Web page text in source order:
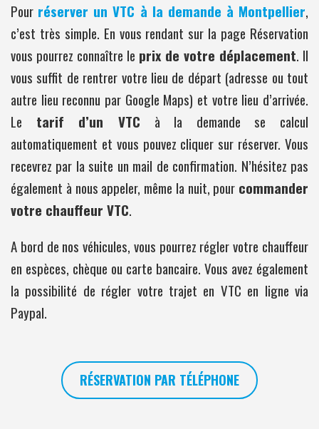
Pour réserver un VTC à la demande à Montpellier,
c’est très simple. En vous rendant sur la page Réservation
vous pourrez connaître le prix de votre déplacement. Il
vous suffit de rentrer votre lieu de départ (adresse ou tout
autre lieu reconnu par Google Maps) et votre lieu d’arrivée.
Le tarif d’un VTC à la demande se calcul
automatiquement et vous pouvez cliquer sur réserver. Vous
recevrez par la suite un mail de confirmation. N’hésitez pas
également à nous appeler, même la nuit, pour commander
votre chauffeur VTC.
A bord de nos véhicules, vous pourrez régler votre chauffeur
en espèces, chèque ou carte bancaire. Vous avez également
la possibilité de régler votre trajet en VTC en ligne via
Paypal.
RÉSERVATION PAR TÉLÉPHONE